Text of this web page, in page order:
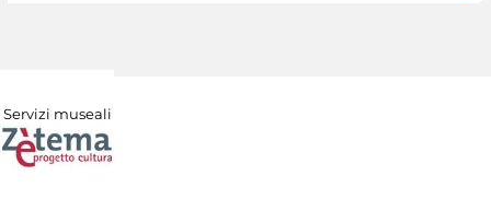
Servizi museali